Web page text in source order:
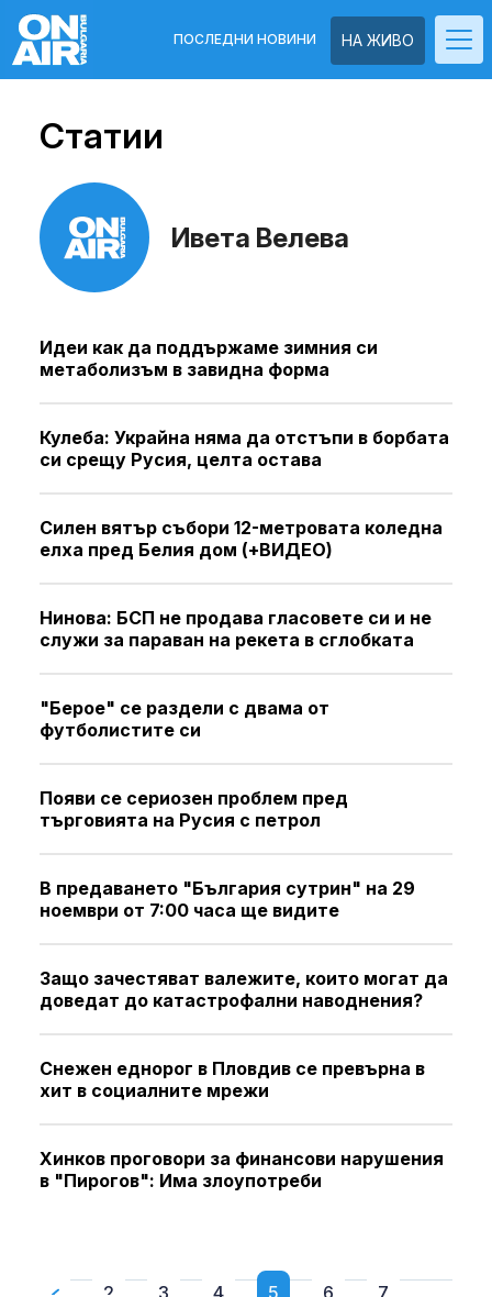
НА ЖИВО
ПОСЛЕДНИ НОВИНИ
Статии
Ивета Велева
Идеи как да поддържаме зимния си
метаболизъм в завидна форма
Кулеба: Украйна няма да отстъпи в борбата
си срещу Русия, целта остава
Силен вятър събори 12-метровата коледна
елха пред Белия дом (+ВИДЕО)
Нинова: БСП не продава гласовете си и не
служи за параван на рекета в сглобката
"Берое" се раздели с двама от
футболистите си
Появи се сериозен проблем пред
търговията на Русия с петрол
В предаването "България сутрин" на 29
ноември от 7:00 часа ще видите
Защо зачестяват валежите, които могат да
доведат до катастрофални наводнения?
Снежен еднорог в Пловдив се превърна в
хит в социалните мрежи
Хинков проговори за финансови нарушения
в "Пирогов": Има злоупотреби
2 3 4 5 6
7